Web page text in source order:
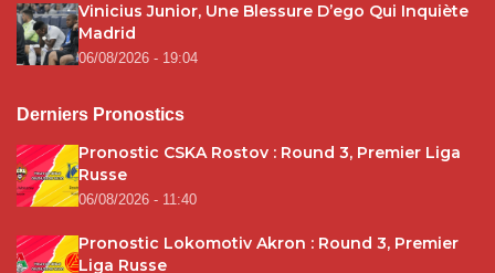
Vinicius Junior, Une Blessure D’ego Qui Inquiète
Madrid
06/08/2026 - 19:04
Derniers Pronostics
Pronostic CSKA Rostov : Round 3, Premier Liga
Russe
06/08/2026 - 11:40
Pronostic Lokomotiv Akron : Round 3, Premier
Liga Russe